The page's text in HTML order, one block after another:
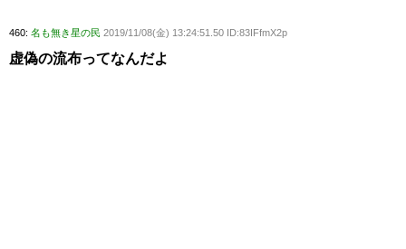
460: 名も無き星の民 2019/11/08(金) 13:24:51.50 ID:83IFfmX2p
虚偽の流布ってなんだよ